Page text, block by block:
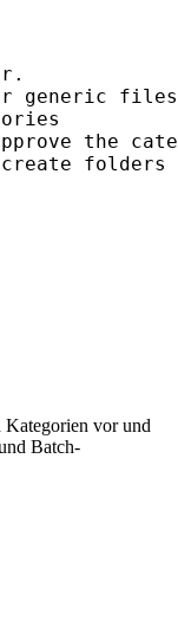
generic files
the
Kategorien vor und
Batch-